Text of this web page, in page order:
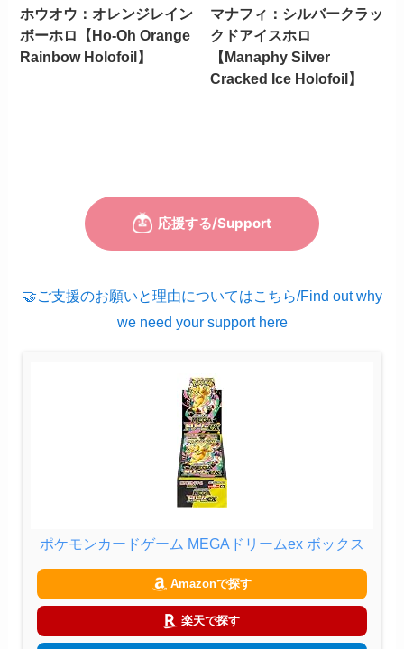
ホウオウ：オレンジレイン
ボーホロ【Ho-Oh Orange
Rainbow Holofoil】
マナフィ：シルバークラッ
クドアイスホロ
【Manaphy Silver
Cracked Ice Holofoil】
🤝ご支援のお願いと理由についてはこちら/Find out why
we need your support here
ポケモンカードゲーム MEGAドリームex ボックス
Amazonで探す
楽天で探す